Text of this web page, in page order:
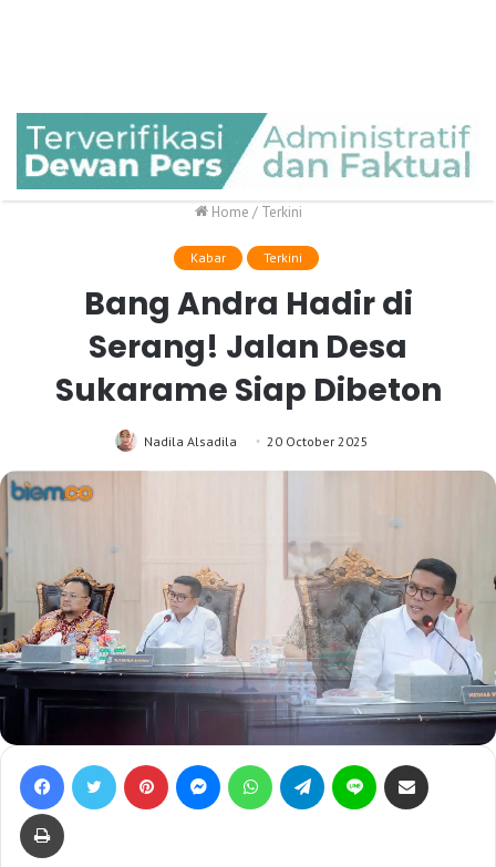
Home / Terkini
Kabar Terkini
Bang Andra Hadir di
Serang! Jalan Desa
Sukarame Siap Dibeton
Nadila Alsadila 20 October 2025